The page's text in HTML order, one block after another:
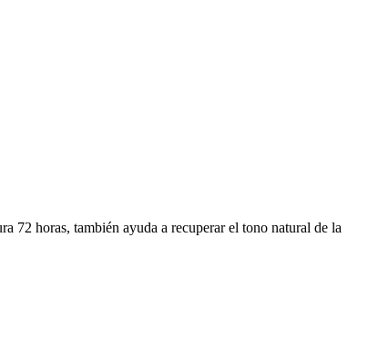
72 horas, también ayuda a recuperar el tono natural de la